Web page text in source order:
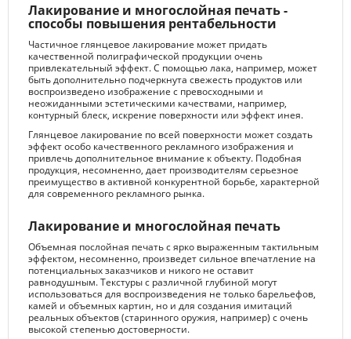
Лакирование и многослойная печать -
способы повышения рентабельности
Частичное глянцевое лакирование может придать
качественной полиграфической продукции очень
привлекательный эффект. С помощью лака, например, может
быть дополнительно подчеркнута свежесть продуктов или
воспроизведено изображение с превосходными и
неожиданными эстетическими качествами, например,
контурный блеск, искрение поверхности или эффект инея.
Глянцевое лакирование по всей поверхности может создать
эффект особо качественного рекламного изображения и
привлечь дополнительное внимание к объекту. Подобная
продукция, несомненно, дает производителям серьезное
преимущество в активной конкурентной борьбе, характерной
для современного рекламного рынка.
Лакирование и многослойная печать
Объемная послойная печать с ярко выраженным тактильным
эффектом, несомненно, произведет сильное впечатление на
потенциальных заказчиков и никого не оставит
равнодушным. Текстуры с различной глубиной могут
использоваться для воспроизведения не только барельефов,
камей и объемных картин, но и для создания имитаций
реальных объектов (старинного оружия, например) с очень
высокой степенью достоверности.